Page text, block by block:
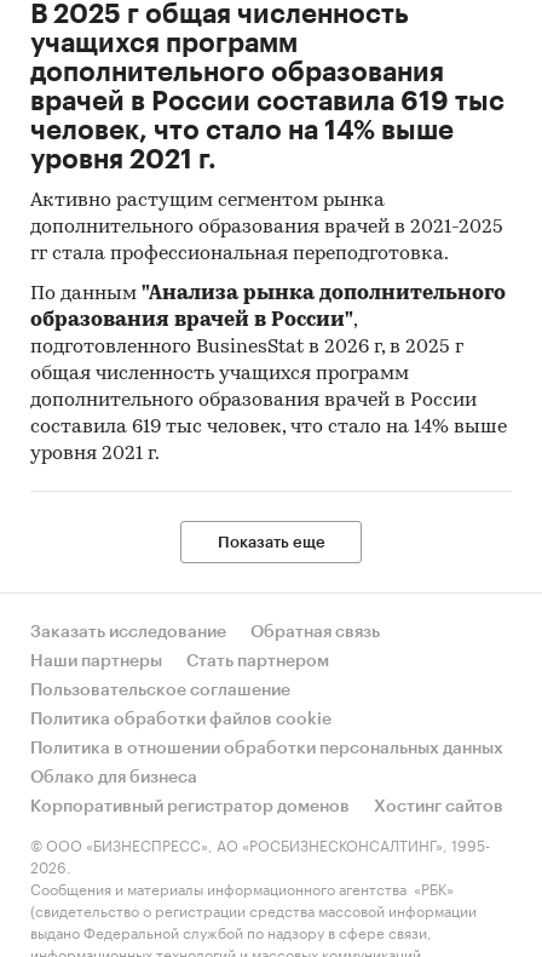
В 2025 г общая численность
учащихся программ
дополнительного образования
врачей в России составила 619 тыс
человек, что стало на 14% выше
уровня 2021 г.
Активно растущим сегментом рынка
дополнительного образования врачей в 2021-2025
гг стала профессиональная переподготовка.
По данным "Анализа рынка дополнительного
образования врачей в России",
подготовленного BusinesStat в 2026 г, в 2025 г
общая численность учащихся программ
дополнительного образования врачей в России
составила 619 тыс человек, что стало на 14% выше
уровня 2021 г.
Показать еще
Заказать исследование
Обратная связь
Наши партнеры
Стать партнером
Пользовательское соглашение
Политика обработки файлов cookie
Политика в отношении обработки персональных данных
Облако для бизнеса
Корпоративный регистратор доменов
Хостинг сайтов
© ООО «БИЗНЕСПРЕСС», АО «РОСБИЗНЕСКОНСАЛТИНГ», 1995-
2026.
Сообщения и материалы информационного агентства «РБК»
(свидетельство о регистрации средства массовой информации
выдано Федеральной службой по надзору в сфере связи,